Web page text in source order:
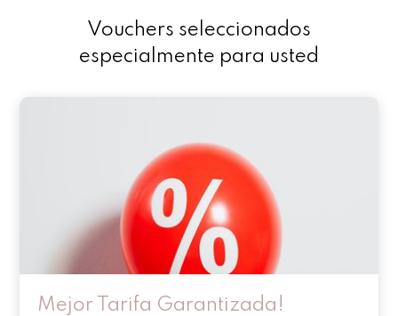
Vouchers seleccionados
especialmente para usted
Mejor Tarifa Garantizada!